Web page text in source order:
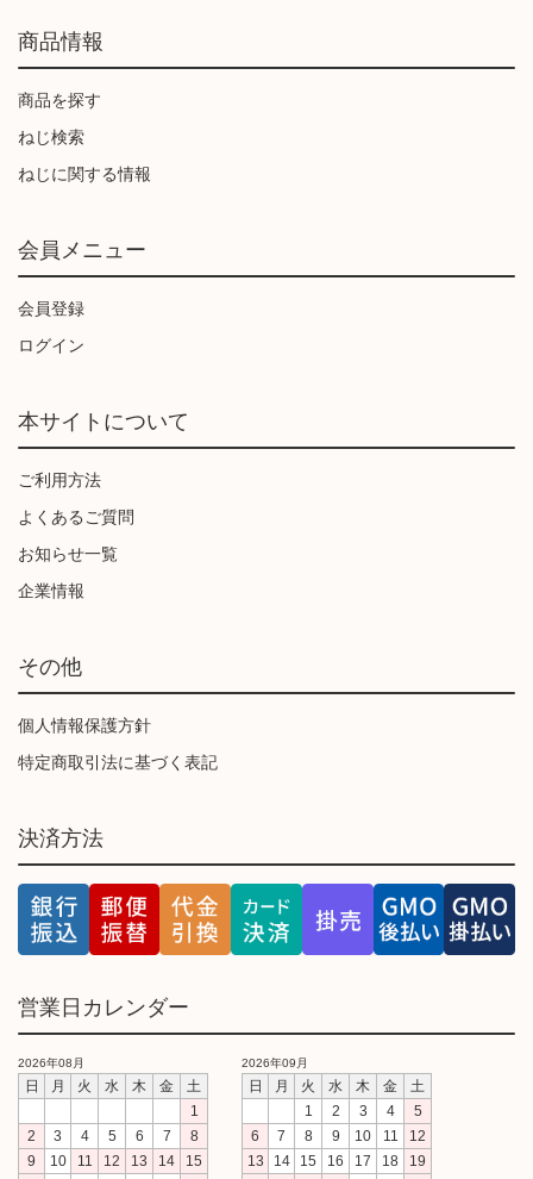
商品情報
商品を探す
ねじ検索
ねじに関する情報
会員メニュー
会員登録
ログイン
本サイトについて
ご利用方法
よくあるご質問
お知らせ一覧
企業情報
その他
個人情報保護方針
特定商取引法に基づく表記
決済方法
営業日カレンダー
2026年08月
日 月 火 水 木 金
土
1
2
3 4 5 6 7
8
9
10 11 12 13 14
15
2026年09月
日 月 火 水 木 金
土
1
2 3 4
5
6
7 8 9 10 11
12
13
14 15 16 17 18
19